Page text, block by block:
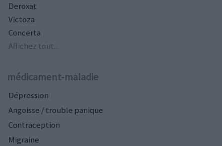
Deroxat
Victoza
Concerta
Affichez tout...
médicament-maladie
Dépression
Angoisse / trouble panique
Contraception
Migraine